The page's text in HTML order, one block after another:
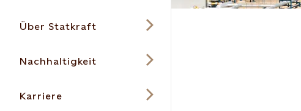
Über Statkraft
Nachhaltigkeit
Karriere